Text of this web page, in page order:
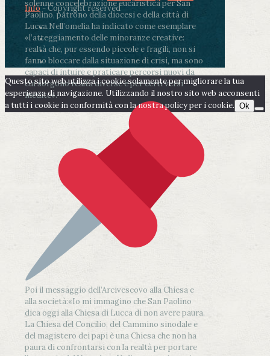
solenne concelebrazione eucaristica per San
Paolino, patrono della diocesi e della città di
Lucca.Nell’omelia ha indicato come esemplare
«l’atteggiamento delle minoranze creative:
realtà che, pur essendo piccole e fragili, non si
fanno bloccare dalla situazione di crisi, ma sono
capaci di intuire e praticare percorsi nuovi da
cui sorgono realtà diverse e per certi versi
inedite».
Poi il messaggio dell’Arcivescovo alla Chiesa e
alla società:«Io mi immagino che San Paolino
dica oggi alla Chiesa di Lucca di non avere paura.
La Chiesa del Concilio, del Cammino sinodale e
del magistero dei papi è una Chiesa che non ha
paura di confrontarsi con la realtà per portare
Info- Copyright reserved
Questo sito web utilizza i cookie solamente per migliorare la tua
esperienza di navigazione. Utilizzando il nostro sito web acconsenti
a tutti i cookie in conformità con la nostra policy per i cookie. Ok